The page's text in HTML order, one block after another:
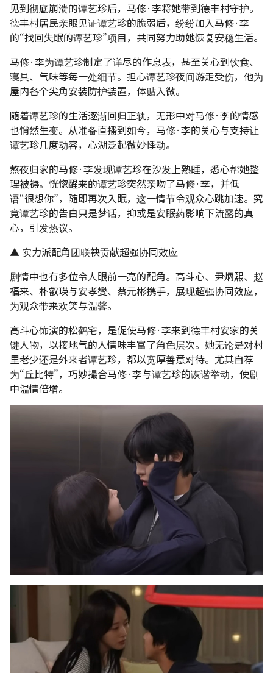
见到彻底崩溃的谭艺珍后，马修·李将她带到德丰村守护。
德丰村居民亲眼见证谭艺珍的脆弱后，纷纷加入马修·李
的“找回失眠的谭艺珍”项目，共同努力助她恢复安稳生活。
马修·李为谭艺珍制定了详尽的作息表，甚至关心到饮食、
寝具、气味等每一处细节。担心谭艺珍夜间游走受伤，他为
屋内各个尖角安装防护装置，体贴入微。
随着谭艺珍的生活逐渐回归正轨，无形中对马修·李的情感
也悄然生变。从准备直播到如今，马修·李的关心与支持让
谭艺珍几度动容，心湖泛起微妙悸动。
熬夜归家的马修·李发现谭艺珍在沙发上熟睡，悉心帮她整
理被褥。恍惚醒来的谭艺珍突然亲吻了马修·李，并低
语“很想你”，随即再次入眠，这一情节令观众心跳加速。究
竟谭艺珍的告白只是梦话，抑或是安眠药影响下流露的真
心，引发热议。
▲ 实力派配角团联袂贡献超强协同效应
剧情中也有多位令人眼前一亮的配角。高斗心、尹炳熙、赵
福来、朴叡瑛与安孝燮、蔡元彬携手，展现超强协同效应，
为观众带来欢笑与温馨。
高斗心饰演的松鹤宅，是促使马修·李来到德丰村安家的关
键人物，以接地气的人情味丰富了角色层次。她无论是对村
里老少还是外来者谭艺珍，都以宽厚善意对待。尤其自荐
为“丘比特”，巧妙撮合马修·李与谭艺珍的诙谐举动，使剧
中温情倍增。